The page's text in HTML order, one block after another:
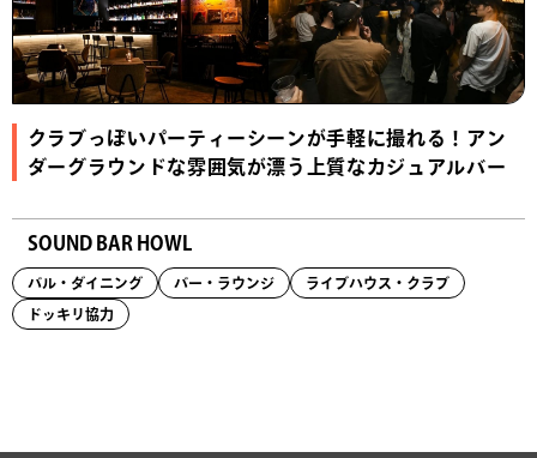
クラブっぽいパーティーシーンが手軽に撮れる！アン
ダーグラウンドな雰囲気が漂う上質なカジュアルバー
SOUND BAR HOWL
バル・ダイニング バー・ラウンジ ライブハウス・クラブ
ドッキリ協力